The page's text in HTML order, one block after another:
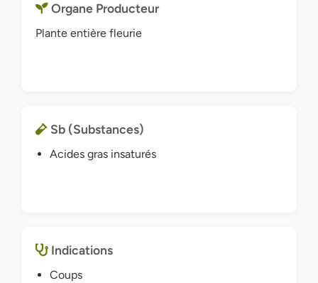
Organe Producteur
Plante entière fleurie
Sb (Substances)
Acides gras insaturés
Indications
Coups